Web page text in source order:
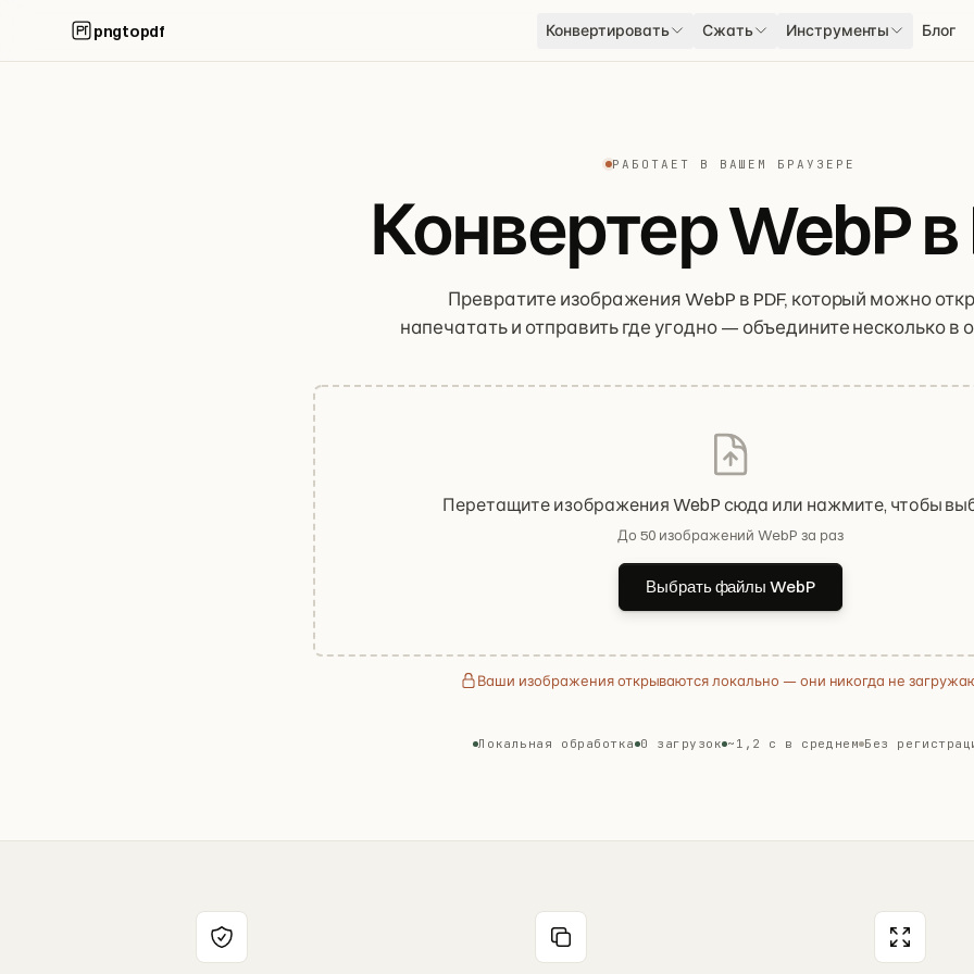
pngtopdf Конвертировать Сжать Инструменты Блог
РАБОТАЕТ В ВАШЕМ БРАУЗЕРЕ
Конвертер WebP в
Превратите изображения WebP в PDF, который можно
напечатать и отправить где угодно — объедините несколько в
покидают устройство.
Перетащите изображения WebP сюда или нажмите, чтобы
До 50 изображений WebP за раз
Выбрать файлы WebP
Ваши изображения открываются локально — они никогда не
Локальная обработка 0 загрузок ~1,2 с в среднем Без